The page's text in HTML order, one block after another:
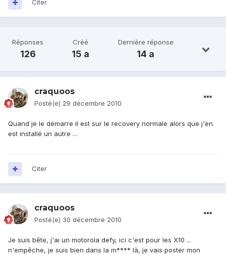
Citer
Réponses
126
Créé
15 a
Dernière réponse
14 a
craquoos
Posté(e) 29 décembre 2010
Quand je le démarre il est sur le recovery normale alors que j'en
est installé un autre ...
Citer
craquoos
Posté(e) 30 décembre 2010
Je suis bête, j'ai un motorola defy, ici c'est pour les X10 ...
n'empêche, je suis bien dans la m**** là, je vais poster mon